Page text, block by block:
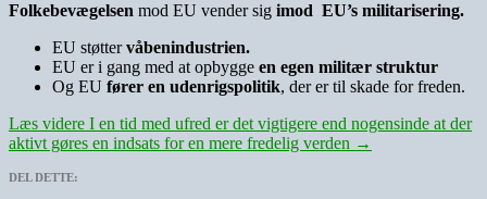
Folkebevægelsen mod EU vender sig imod EU’s militarisering.
EU støttervåbenindustrien.
EU er i gang med at opbygge en egen militær struktur
Og EU fører en udenrigspolitik, der er til skade for freden.
Læs videre I en tid med ufred er det vigtigere end nogensinde at der
aktivt gøres en indsats for en mere fredelig verden →
DEL DETTE: